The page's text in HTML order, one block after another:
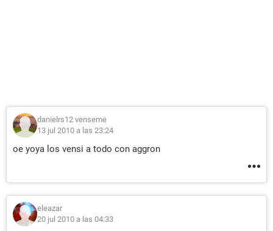
danielrs12 venseme
13 jul 2010 a las 23:24
oe yoya los vensi a todo con aggron
eleazar
20 jul 2010 a las 04:33